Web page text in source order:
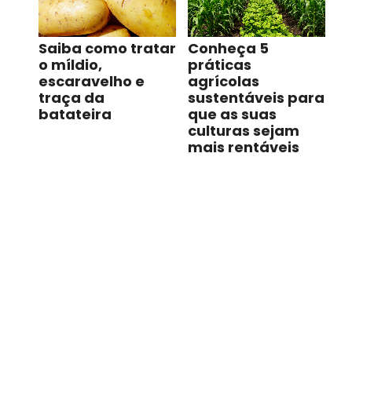
Saiba como tratar
o míldio,
escaravelho e
traça da
batateira
Conheça 5
práticas
agrícolas
sustentáveis para
que as suas
culturas sejam
mais rentáveis